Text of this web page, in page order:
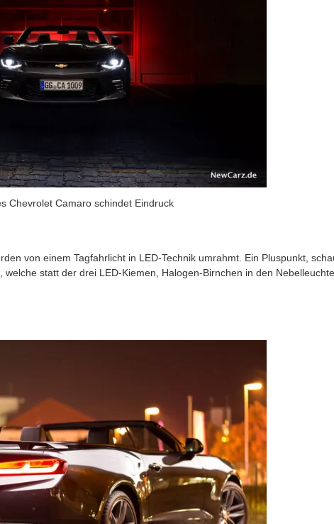
Chevrolet Camaro schindet Eindruck
von einem Tagfahrlicht in LED-Technik umrahmt. Ein Pluspunkt,
welche statt der drei LED-Kiemen, Halogen-Birnchen in den